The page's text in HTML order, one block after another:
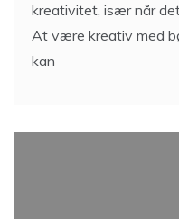
kreativitet, især når
At være kreativ med
kan